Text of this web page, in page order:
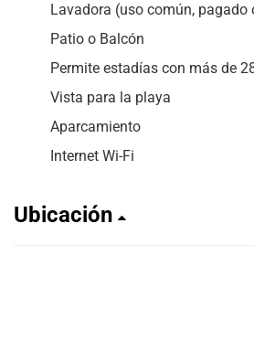
Lavadora (uso común, pagado
Patio o Balcón
Permite estadías con más de
Vista para la playa
Aparcamiento
Internet Wi-Fi
Ubicación